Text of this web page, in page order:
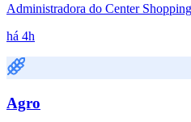
Administradora do Center
há 4h
Agro